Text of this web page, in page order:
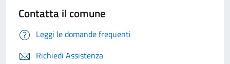
Contatta il comune
Leggi le domande frequenti
Richiedi Assistenza